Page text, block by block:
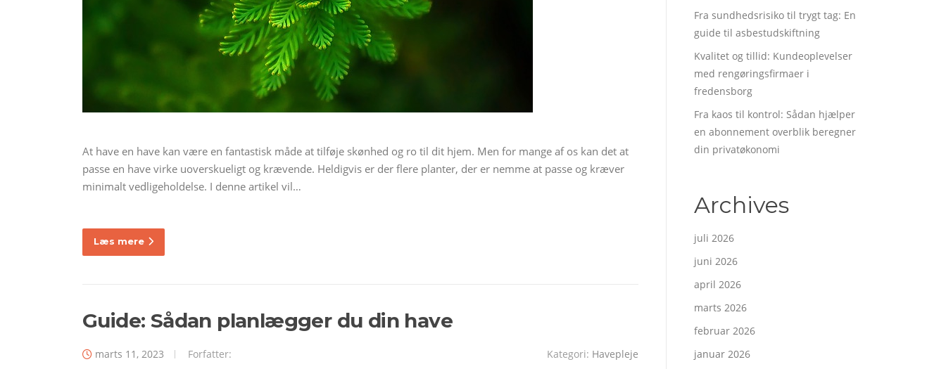
At have en have kan være en fantastisk måde at tilføje skønhed og ro til dit hjem. Men for mange af os kan det at
passe en have virke uoverskueligt og krævende. Heldigvis er der flere planter, der er nemme at passe og kræver
minimalt vedligeholdelse. I denne artikel vil…
Læs mere
Guide: Sådan planlægger du din have
marts 11, 2023 Forfatter: Kategori: Havepleje
Fra sundhedsrisiko til trygt tag: En
guide til asbestudskiftning
Kvalitet og tillid: Kundeoplevelser
med rengøringsfirmaer i
fredensborg
Fra kaos til kontrol: Sådan hjælper
en abonnement overblik beregner
din privatøkonomi
Archives
juli 2026
juni 2026
april 2026
marts 2026
februar 2026
januar 2026